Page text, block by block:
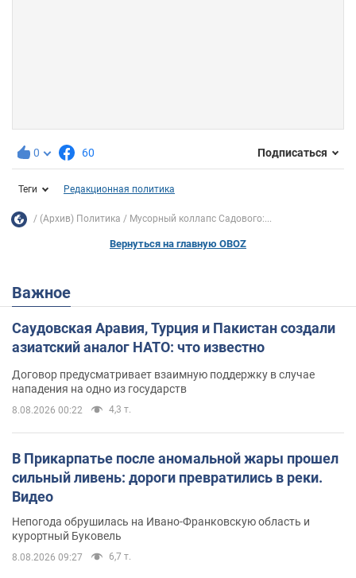
0 60 Подписаться
Теги Редакционная политика
(Архив) Политика Мусорный коллапс Садового:...
Вернуться на главную OBOZ
Важное
Саудовская Аравия, Турция и Пакистан создали
азиатский аналог НАТО: что известно
Договор предусматривает взаимную поддержку в случае
нападения на одно из государств
8.08.2026 00:22 4,3 т.
В Прикарпатье после аномальной жары прошел
сильный ливень: дороги превратились в реки.
Видео
Непогода обрушилась на Ивано-Франковскую область и
курортный Буковель
8.08.2026 09:27 6,7 т.